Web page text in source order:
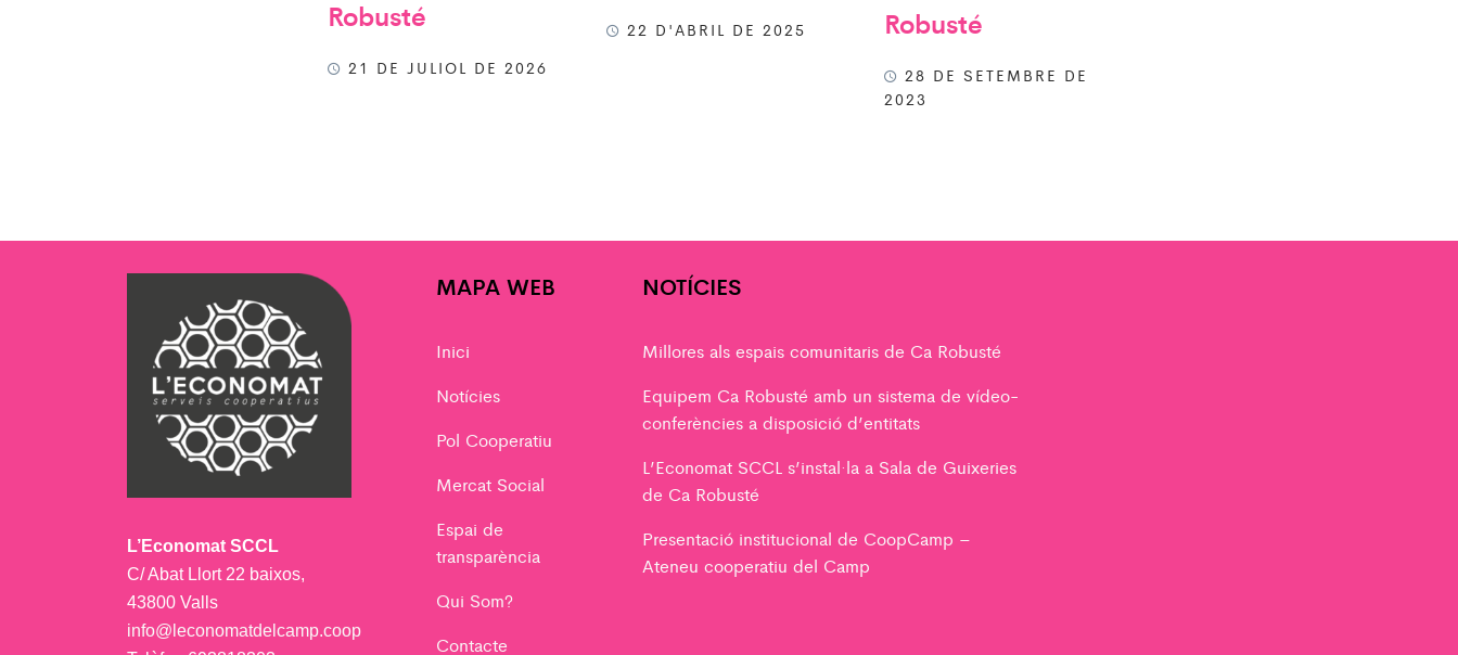
Robusté
21 DE JULIOL DE 2026
22 D'ABRIL DE 2025
Robusté
28 DE SETEMBRE DE
2023
L’Economat SCCL
C/ Abat Llort 22 baixos,
43800 Valls
info@leconomatdelcamp.coop
MAPA WEB
Inici
Notícies
Pol Cooperatiu
Mercat Social
Espai de
transparència
Qui Som?
Contacte
NOTÍCIES
Millores als espais comunitaris de Ca Robusté
Equipem Ca Robusté amb un sistema de vídeo-
conferències a disposició d’entitats
L’Economat SCCL s’instal·la a Sala de Guixeries
de Ca Robusté
Presentació institucional de CoopCamp –
Ateneu cooperatiu del Camp